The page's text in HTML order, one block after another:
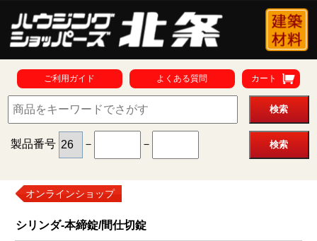
ご利用ガイド よくある質問 カート
製品番号 － －
オンラインショップ
シリンダ-本締錠/間仕切錠